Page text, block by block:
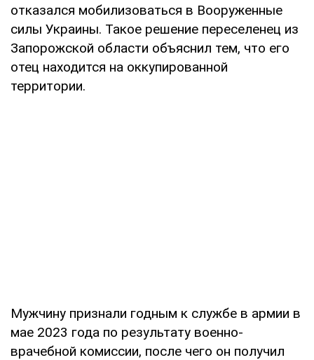
отказался мобилизоваться в Вооруженные
силы Украины. Такое решение переселенец из
Запорожской области объяснил тем, что его
отец находится на оккупированной
территории.
Мужчину признали годным к службе в армии в
мае 2023 года по результату военно-
врачебной комиссии, после чего он получил